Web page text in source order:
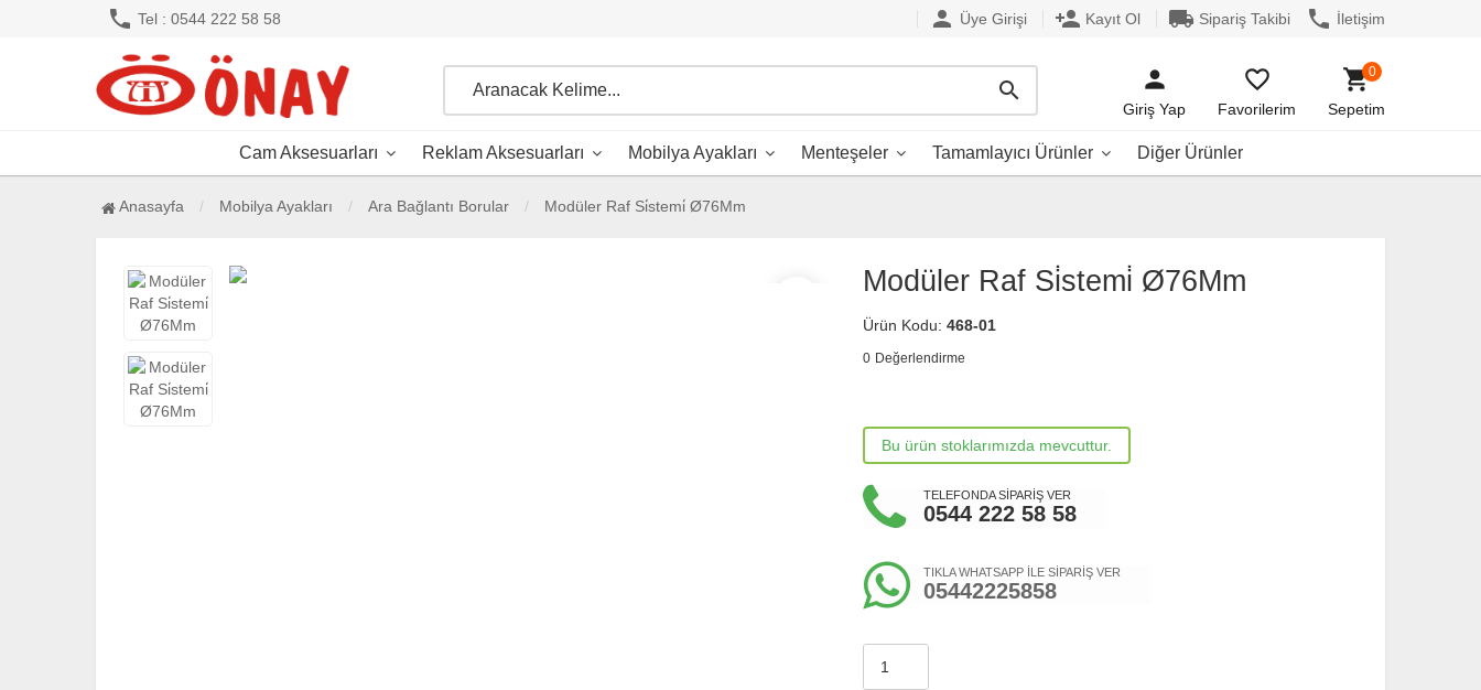
phone Tel : 0544 222 58 58 person Üye Girişi person_add Kayıt Ol local_shipping Sipariş Takibi phone İletişim
search person
Giriş Yap
favorite_border
Favorilerim
shopping_cart
Sepetim
0
Cam Aksesuarları Reklam Aksesuarları Mobilya Ayakları Menteşeler Tamamlayıcı Ürünler Diğer Ürünler
Anasayfa Mobilya Ayakları Ara Bağlantı Borular Modüler Raf Si̇stemi̇ Ø76Mm
Modüler Raf Si̇stemi̇ Ø76Mm
Ürün Kodu: 468-01
0 Değerlendirme
Bu ürün stoklarımızda mevcuttur.
TELEFONDA SİPARİŞ VER
0544 222 58 58
TIKLA WHATSAPP İLE SİPARİŞ VER
05442225858